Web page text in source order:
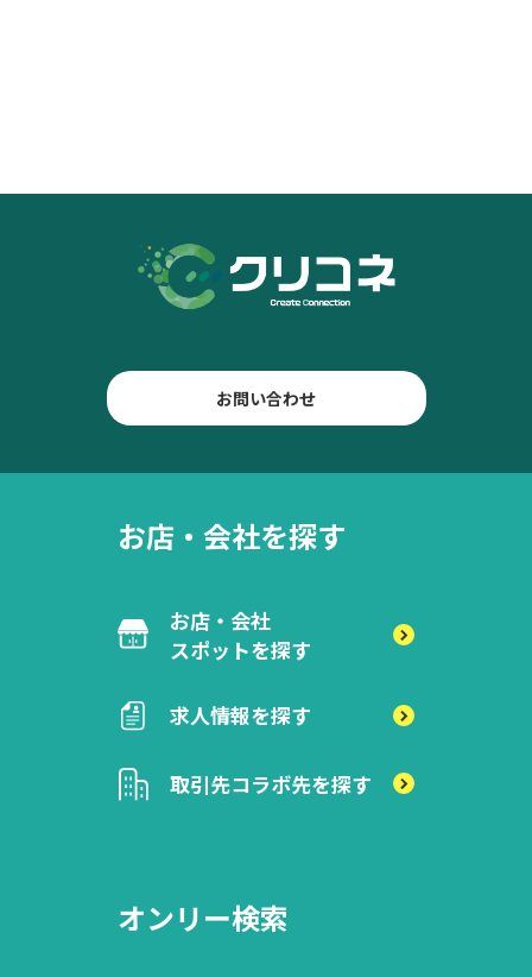
お問い合わせ
お店・会社を探す
お店・会社
スポットを探す
求人情報を探す
取引先コラボ先を探す
オンリー検索